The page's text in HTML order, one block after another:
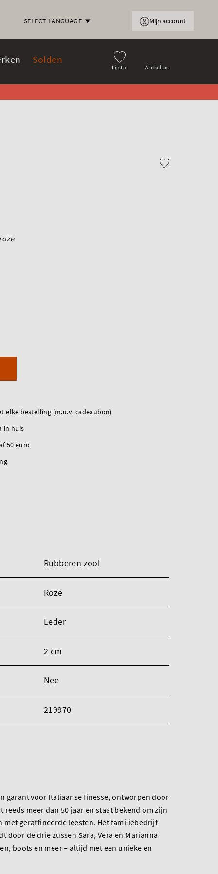
SELECT LANGUAGE
Lijstje Winkeltas
Solden
Mijn account
elke bestelling (m.u.v. cadeaubon)
in huis
50 euro
Rubberen zool
Roze
Leder
2 cm
Nee
219970
garant voor Italiaanse finesse, ontworpen door
reeds meer dan 50 jaar en staat bekend om zijn
met geraffineerde leesten. Het familiebedrijf
door de drie zussen Sara, Vera en Marianna
boots en meer – altijd met een unieke en